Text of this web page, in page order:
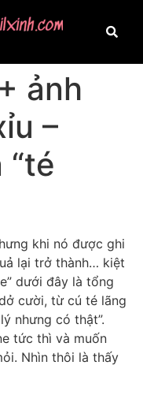
ảnh
–
“té
khi nó được ghi
lại trở thành… kiệt
dưới đây là tổng
cười, từ cú té lãng
nhưng có thật”.
tức thì và muốn
Nhìn thôi là thấy